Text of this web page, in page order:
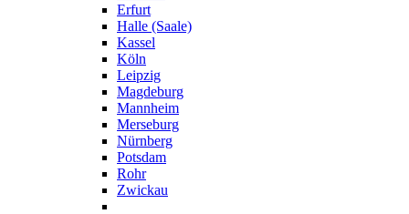
Erfurt
Halle (Saale)
Kassel
Köln
Leipzig
Magdeburg
Mannheim
Merseburg
Nürnberg
Potsdam
Rohr
Zwickau